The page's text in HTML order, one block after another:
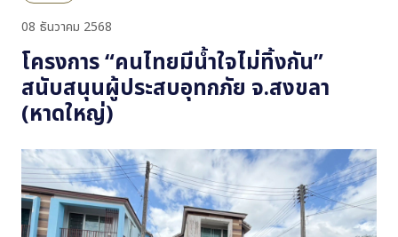
การกำกับดูแลกิจการและเศรษฐกิจ
รายงานและการเปิดเผยข้อมูล
การดำเนินการด้านความยั่งยืน
รางวัลด้านความยั่งยืน
08 ธันวาคม 2568
โครงการ “คนไทยมีน้ำใจไม่ทิ้งกัน”
สนับสนุนผู้ประสบอุทกภัย จ.สงขลา
(หาดใหญ่)